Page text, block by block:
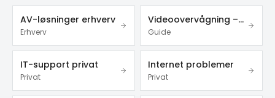
AV-løsninger erhverv
Erhverv
Videoovervågning – privat & erhverv
Guide
IT-support privat
Privat
Internet problemer
Privat